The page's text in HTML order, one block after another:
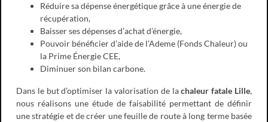
Réduire sa dépense énergétique grâce à une énergie de
récupération,
Baisser ses dépenses d’achat d’énergie,
Pouvoir bénéficier d’aide de l’Ademe (Fonds Chaleur) ou
la Prime Énergie CEE,
Diminuer son bilan carbone.
Dans le but d’optimiser la valorisation de lachaleur fatale Lille,
nous réalisons une étude de faisabilité permettant de définir
une stratégie et de créer une feuille de route à long terme basée